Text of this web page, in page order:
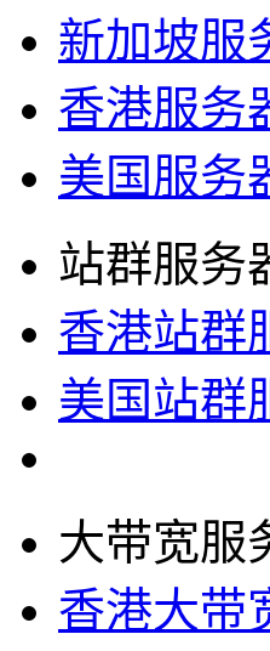
新加坡服
香港服务
美国服务
站群服务
香港站群
美国站群
大带宽服
香港大带